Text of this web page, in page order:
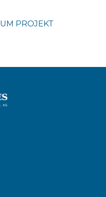
PROJEKT